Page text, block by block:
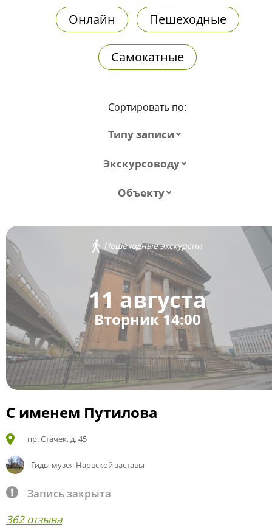
Онлайн Пешеходные
Самокатные
Сортировать по:
Типу записи
Экскурсоводу
Объекту
Пешеходные экскурсии
11 августа
Вторник 14:00
С именем Путилова
пр. Стачек, д. 45
Гиды музея Нарвской заставы
Запись закрыта
362 отзыва